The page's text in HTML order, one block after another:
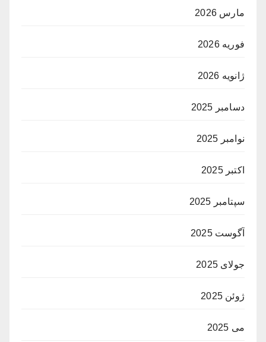
مارس 2026
فوریه 2026
ژانویه 2026
دسامبر 2025
نوامبر 2025
اکتبر 2025
سپتامبر 2025
آگوست 2025
جولای 2025
ژوئن 2025
می 2025